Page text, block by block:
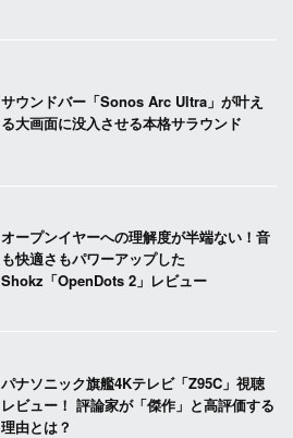
サウンドバー「Sonos Arc Ultra」が叶え
る大画面に没入させる本格サラウンド
オープンイヤーへの理解度が半端ない！音
も快適さもパワーアップした
Shokz「OpenDots 2」レビュー
パナソニック旗艦4Kテレビ「Z95C」視聴
レビュー！ 評論家が「傑作」と高評価する
理由とは？